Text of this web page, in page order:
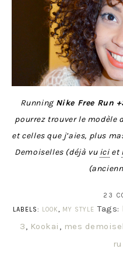
Running Nike Free Run
pourrez trouver le modèle
et celles que j’aies, plus
Demoiselles (déjà vu iciet
23
LABELS:
LOOK, MY STYLE Tags:
3, Kookai , mes